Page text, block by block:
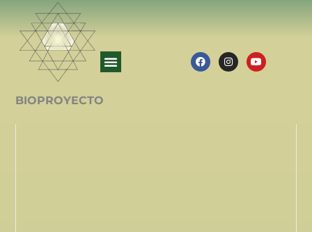
BIOPROYECTO